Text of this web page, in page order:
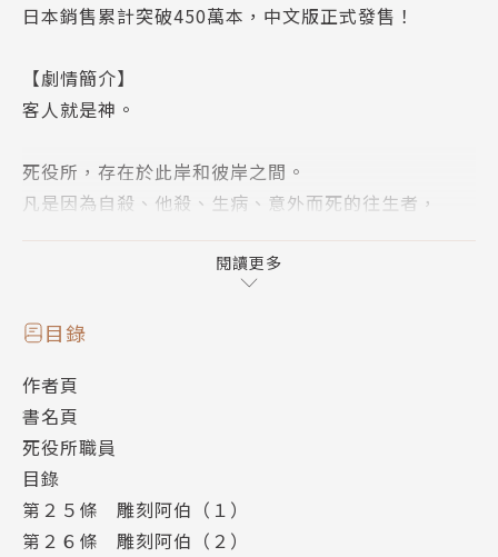
日本銷售累計突破450萬本，中文版正式發售！
【劇情簡介】
客人就是神。
死役所，存在於此岸和彼岸之間。
凡是因為自殺、他殺、生病、意外而死的往生者，
無罪者前往天堂，罪孽深重者打入地獄。
又希望她…能夠發自內心反省…」
你曾經想過，被害者家屬對於量刑的感受嗎？
和往生者魂魄的深入對話，泡沫幻滅的第６集。
閱讀更多
目錄
作者頁
書名頁
死役所職員
目錄
第２５條 雕刻阿伯（１）
第２６條 雕刻阿伯（２）